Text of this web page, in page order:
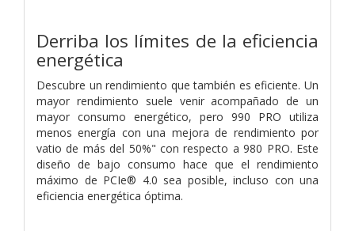
Derriba los límites de la eficiencia
energética
Descubre un rendimiento que también es eficiente. Un
mayor rendimiento suele venir acompañado de un
mayor consumo energético, pero 990 PRO utiliza
menos energía con una mejora de rendimiento por
vatio de más del 50%" con respecto a 980 PRO. Este
diseño de bajo consumo hace que el rendimiento
máximo de PCIe® 4.0 sea posible, incluso con una
eficiencia energética óptima.